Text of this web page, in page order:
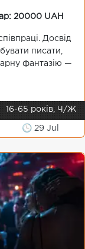
20000 UAH
Досвід
писати,
фантазію —
16-65 років, Ч/Ж
🕒 29 Jul